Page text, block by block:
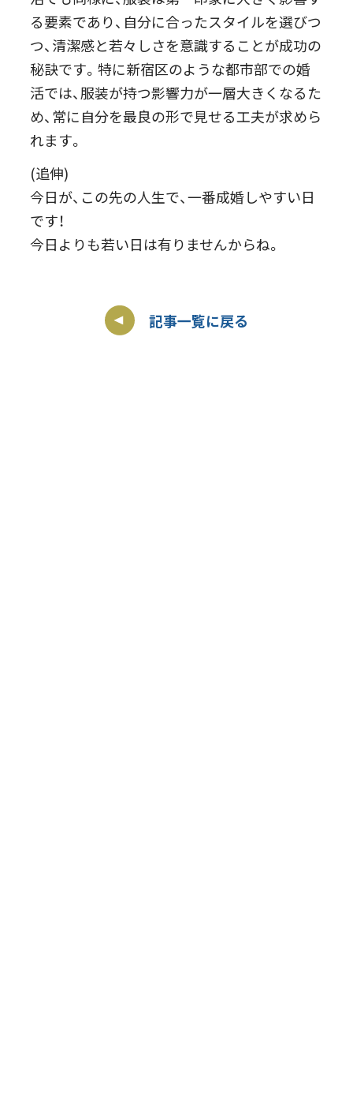
る要素であり、自分に合ったスタイルを選びつ
つ、清潔感と若々しさを意識することが成功の
秘訣です。特に新宿区のような都市部での婚
活では、服装が持つ影響力が一層大きくなるた
め、常に自分を最良の形で見せる工夫が求めら
れます。
(追伸)
今日が、この先の人生で、一番成婚しやすい日
です！
今日よりも若い日は有りませんからね。
記事一覧に戻る